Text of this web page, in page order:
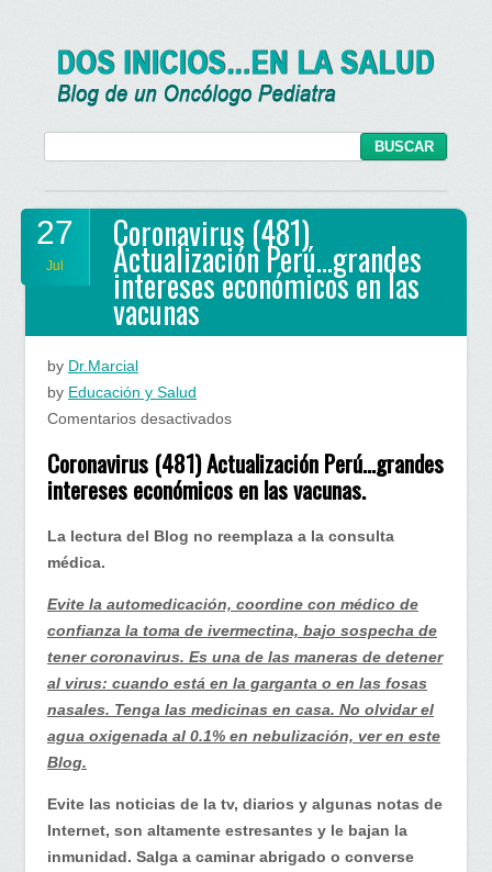
27
Jul
Coronavirus (481)
Actualización Perú…grandes
intereses económicos en las
vacunas
by Dr.Marcial
by Educación y Salud
Comentarios desactivadosen
(481)
Actualización
grandes
económicos
en
las
vacunas
Coronavirus (481) Actualización Perú…grandes
intereses económicos en las vacunas.
La lectura del Blog no reemplaza a la consulta
médica.
Evite la automedicación, coordine con médico de
confianza la toma de ivermectina, bajo sospecha de
tener coronavirus. Es una de las maneras de detener
al virus: cuando está en la garganta o en las fosas
nasales. Tenga las medicinas en casa. No olvidar el
agua oxigenada al 0.1% en nebulización, ver en este
Blog.
Evite las noticias de la tv, diarios y algunas notas de
Internet, son altamente estresantes y le bajan la
inmunidad. Salga a caminar abrigado o converse